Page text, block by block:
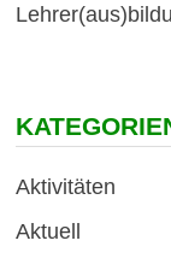
Aktivitäten
Aktuell